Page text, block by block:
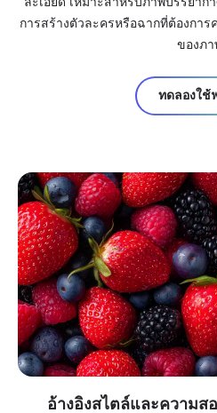
การสร้างตัวละครหรือฉากที่ต้องการ
ของภา
ทดลองใช้
อ้างอิงสไตล์และความส